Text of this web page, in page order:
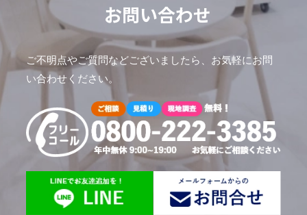
お問い合わせ
ご不明点やご質問などございましたら、お気軽にお問
い合わせください。